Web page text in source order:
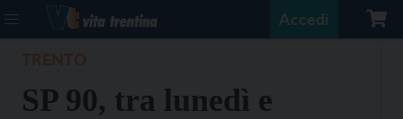
Accedi
SP 90, tra lunedì e